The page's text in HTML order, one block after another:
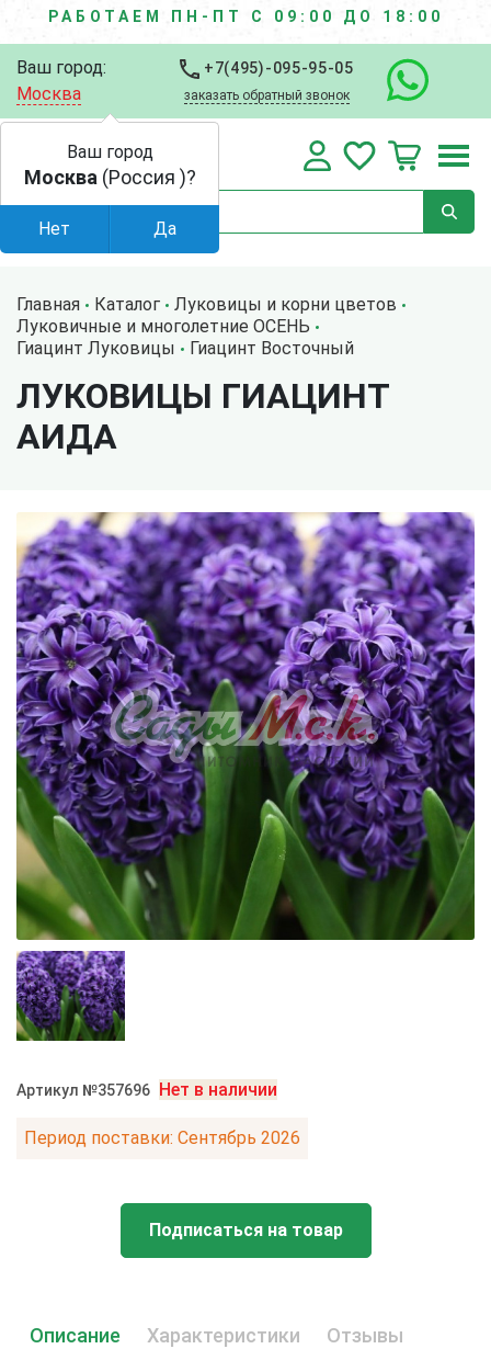
РАБОТАЕМ ПН-ПТ С 09:00 ДО 18:00
Ваш город:
Москва
+7(495)-095-95-05
заказать обратный звонок
Главная Каталог
Луковицы и корни цветов
Луковичные и многолетние ОСЕНЬ
Гиацинт Луковицы
Гиацинт Восточный
ЛУКОВИЦЫ ГИАЦИНТ
АИДА
Артикул №357696 Нет в наличии
Период поставки: Сентябрь 2026
Подписаться на товар
Описание Характеристики Отзывы
Ваш город
Москва (Россия )?
Нет Да